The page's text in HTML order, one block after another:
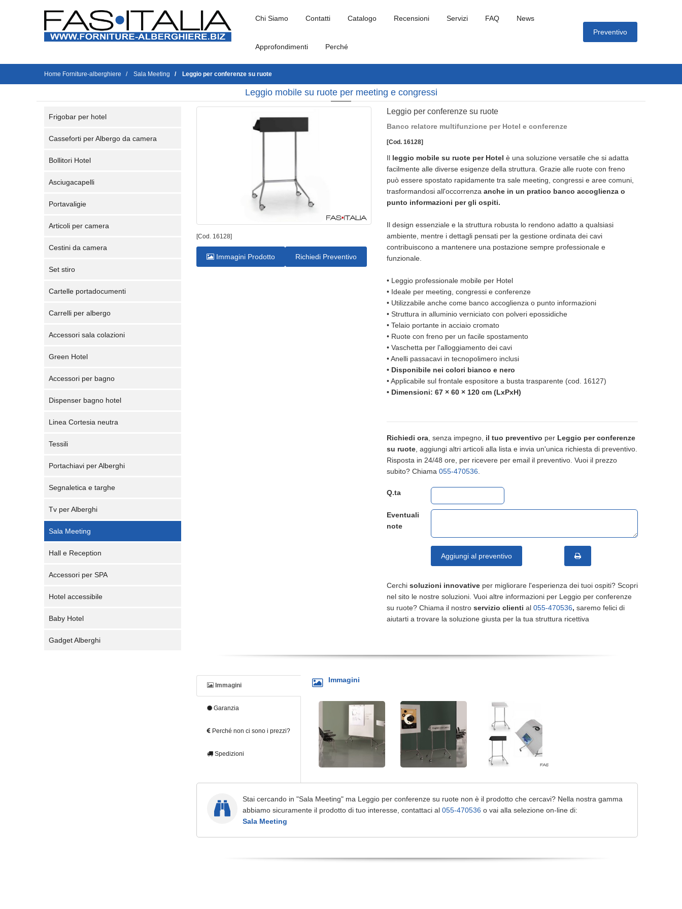
Chi Siamo Contatti Catalogo Recensioni Servizi FAQ News
Approfondimenti Perché
Preventivo
Home Forniture-alberghiere Sala Meeting Leggio per conferenze su ruote
Leggio mobile su ruote per meeting e congressi
Frigobar per hotel
Casseforti per Albergo da camera
Bollitori Hotel
Asciugacapelli
Portavaligie
Articoli per camera
Cestini da camera
Set stiro
Cartelle portadocumenti
Carrelli per albergo
Accessori sala colazioni
Green Hotel
Accessori per bagno
Dispenser bagno hotel
Linea Cortesia neutra
Tessili
Portachiavi per Alberghi
Segnaletica e targhe
Tv per Alberghi
Sala Meeting
Hall e Reception
Accessori per SPA
Hotel accessibile
Baby Hotel
Gadget Alberghi
[Cod. 16128]
Immagini Prodotto Richiedi Preventivo
Leggio per conferenze su ruote
Banco relatore multifunzione per Hotel e conferenze
[Cod. 16128]
Il leggio mobile su ruote per Hotel è una soluzione versatile che si adatta
facilmente alle diverse esigenze della struttura. Grazie alle ruote con freno
può essere spostato rapidamente tra sale meeting, congressi e aree comuni,
trasformandosi all'occorrenza anche in un pratico banco accoglienza o
punto informazioni per gli ospiti.
Il design essenziale e la struttura robusta lo rendono adatto a qualsiasi
ambiente, mentre i dettagli pensati per la gestione ordinata dei cavi
contribuiscono a mantenere una postazione sempre professionale e
funzionale.
• Leggio professionale mobile per Hotel
• Ideale per meeting, congressi e conferenze
• Utilizzabile anche come banco accoglienza o punto informazioni
• Struttura in alluminio verniciato con polveri epossidiche
• Telaio portante in acciaio cromato
• Ruote con freno per un facile spostamento
• Vaschetta per l'alloggiamento dei cavi
•Anelli passacavi in tecnopolimero inclusi
• Disponibile nei colori bianco e nero
•Applicabile sul frontale espositore a busta trasparente (cod. 16127)
• Dimensioni: 67 × 60 × 120 cm (LxPxH)
Richiedi ora , senza impegno, il tuo preventivo per Leggio per conferenze
su ruote , aggiungi altri articoli alla lista e invia un'unica richiesta di preventivo.
Risposta in 24/48 ore, per ricevere per email il preventivo. Vuoi il prezzo
subito? Chiama 055-470536
Q.ta
Eventuali
note
Aggiungi al preventivo
Cerchi soluzioni innovative per migliorare l'esperienza dei tuoi ospiti? Scopri
nel sito le nostre soluzioni. Vuoi altre informazioni per Leggio per conferenze
su ruote? Chiama il nostro servizio clienti al 055-470536, saremo felici di
aiutarti a trovare la soluzione giusta per la tua struttura ricettiva
Immagini
Garanzia
Perché non ci sono i prezzi?
Spedizioni
Immagini
Stai cercando in "Sala Meeting" ma Leggio per conferenze su ruote non è il prodotto che cercavi? Nella nostra gamma
abbiamo sicuramente il prodotto di tuo interesse, contattaci al 055-470536 o vai alla selezione on-line di:
Sala Meeting